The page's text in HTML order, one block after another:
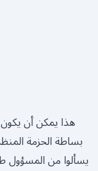
هذا يمكن أن
بساطة الحزمة
يسألوا من المسؤول